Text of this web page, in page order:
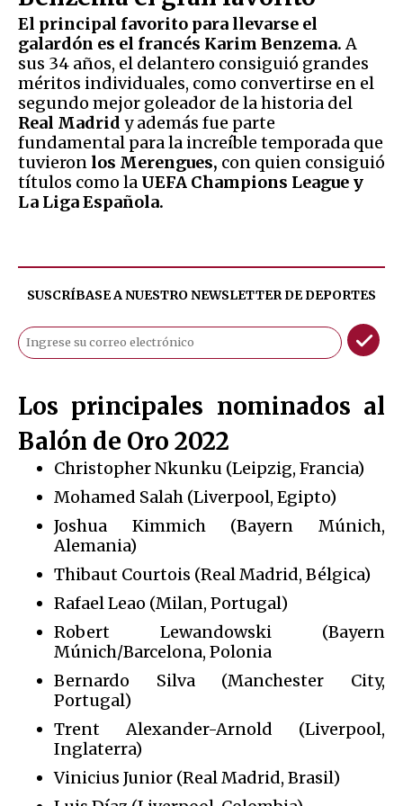
El principal favorito para llevarse el
galardón es el francés Karim Benzema.A
sus 34 años, el delantero consiguió grandes
méritos individuales, como convertirse en el
segundo mejor goleador de la historia del
Real Madrid y además fue parte
fundamental para la increíble temporada que
tuvieron los Merengues, con quien consiguió
títulos como la UEFA Champions League y
La Liga Española.
SUSCRÍBASE A NUESTRO NEWSLETTER DEDEPORTES
Los principales nominados al
Balón de Oro 2022
Christopher Nkunku (Leipzig, Francia)
Mohamed Salah (Liverpool, Egipto)
Joshua Kimmich (Bayern Múnich,
Alemania)
Thibaut Courtois (Real Madrid, Bélgica)
Rafael Leao (Milan, Portugal)
Robert Lewandowski (Bayern
Múnich/Barcelona, Polonia
Bernardo Silva (Manchester City,
Portugal)
Trent Alexander-Arnold (Liverpool,
Inglaterra)
Vinicius Junior (Real Madrid, Brasil)